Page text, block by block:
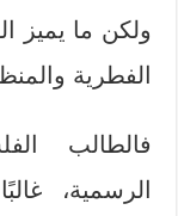
ولكن ما يميز
الفطرية
فالطالب
الرسمية،